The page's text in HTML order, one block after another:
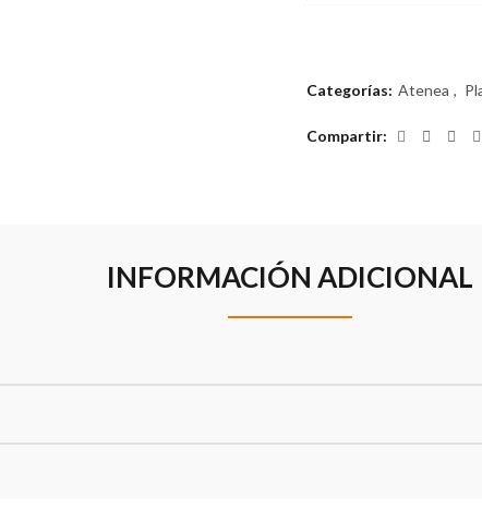
Categorías: Atenea ,
Compartir
INFORMACIÓN ADICIONAL